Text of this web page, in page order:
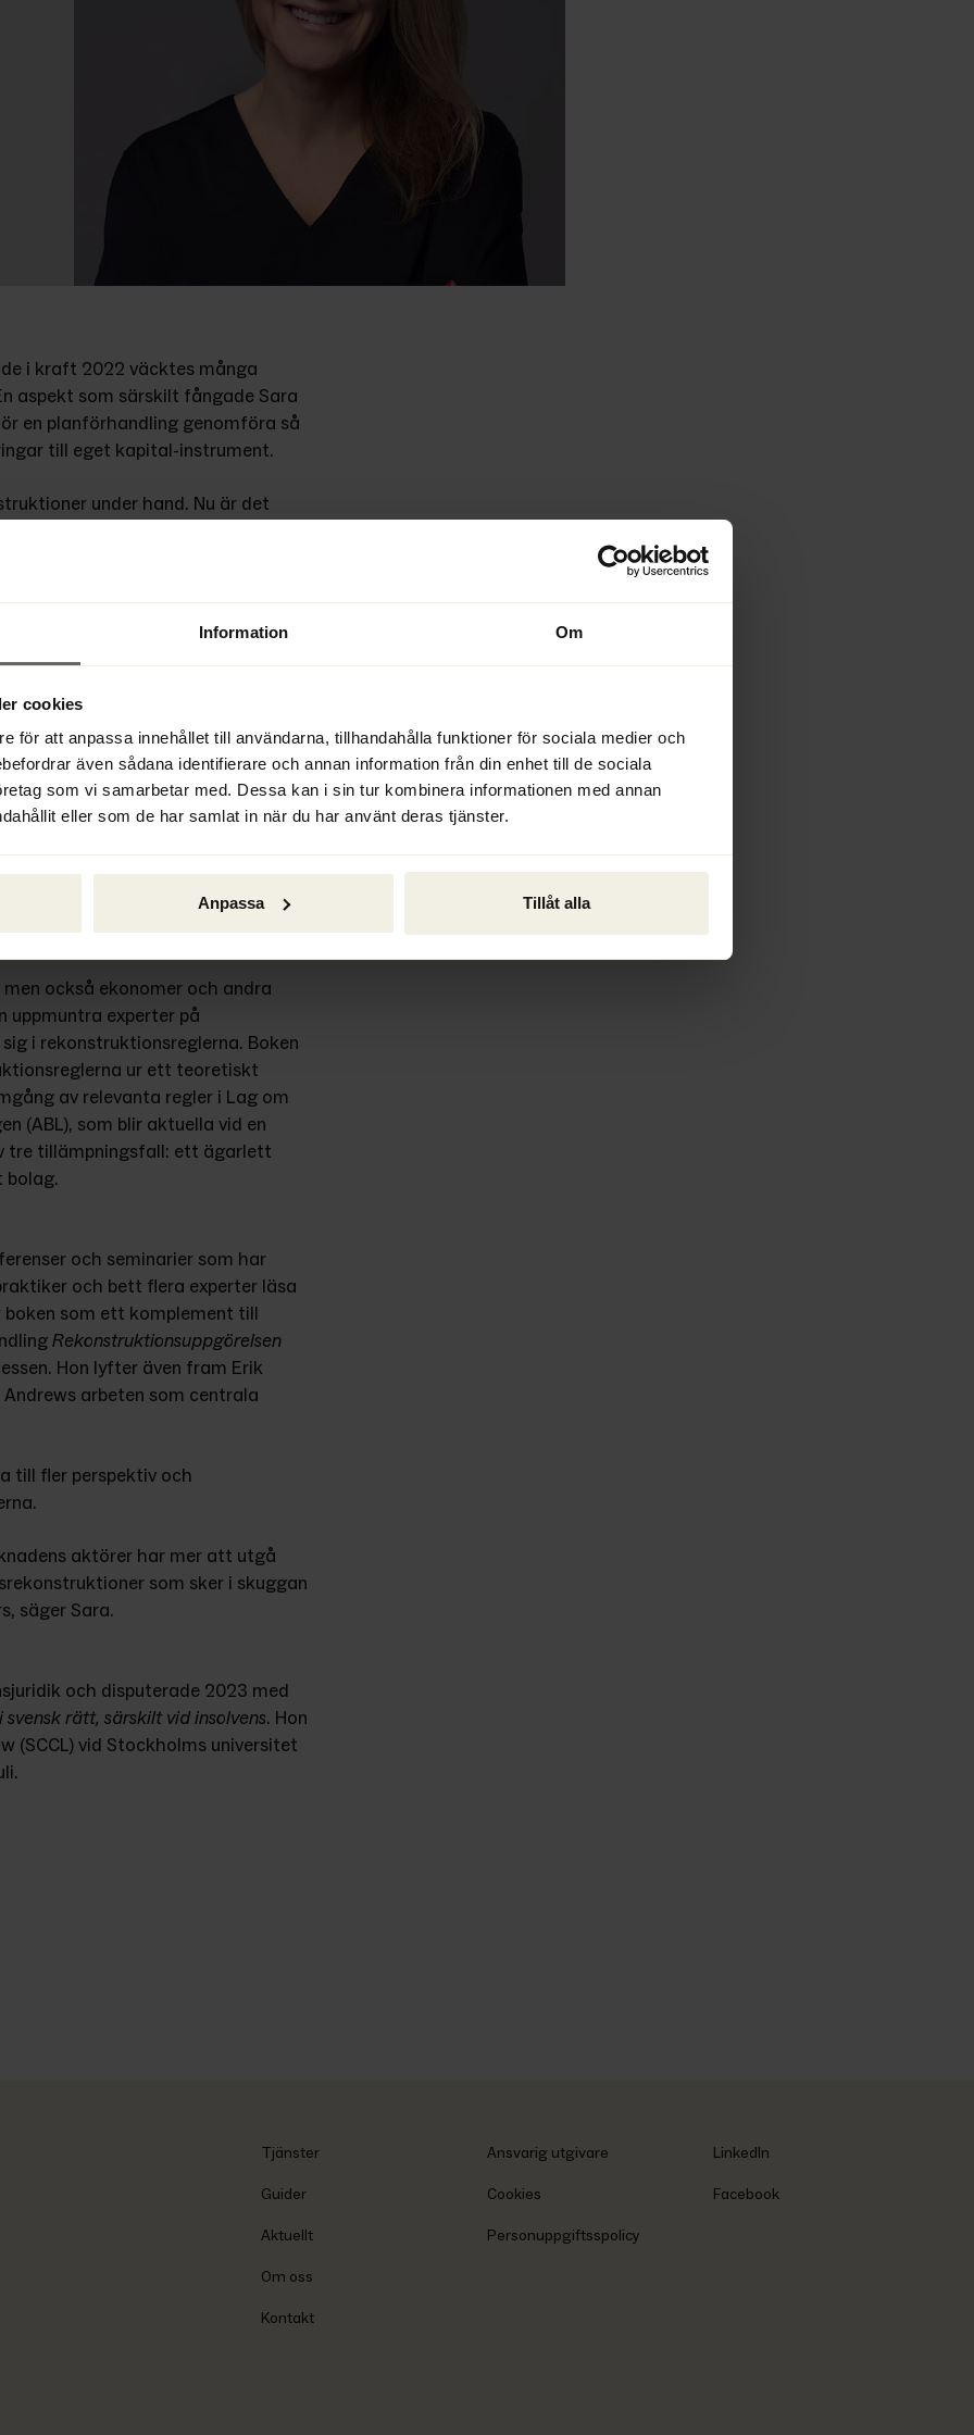
Information Om
cookies
för att anpassa innehållet till användarna, tillhandahålla funktioner för sociala medier och
även sådana identifierare och annan information från din enhet till de sociala
som vi samarbetar med. Dessa kan i sin tur kombinera informationen med annan
eller som de har samlat in när du har använt deras tjänster.
Anpassa Tillåt alla
i kraft 2022 väcktes många
aspekt som särskilt fångade Sara
en planförhandling genomföra så
till eget kapital-instrument.
under hand. Nu är det
och även mot aktieägarnas
säger Sara.
fokus ofta ligger på att få
tydligt transaktionsinslag och
rekonstruktionsförfarande.
att Sara beviljats ett
Flera vetenskapliga seminarier
Sverige, Finland, Tyskland,
början att skriva en kortare skrift
växte till en hel bok.
också ekonomer och andra
uppmuntra experter på
i rekonstruktionsreglerna. Boken
ur ett teoretiskt
av relevanta regler i Lag om
(ABL), som blir aktuella vid en
tre tillämpningsfall: ett ägarlett
bolag.
och seminarier som har
och bett flera experter läsa
boken som ett komplement till
Rekonstruktionsuppgörelsen
Hon lyfter även fram Erik
arbeten som centrala
till fler perspektiv och
aktörer har mer att utgå
som sker i skuggan
säger Sara.
och disputerade 2023 med
rätt, särskilt vid insolvens. Hon
(SCCL) vid Stockholms universitet
Tjänster
Guider
Aktuellt
Om oss
Kontakt
Ansvarig utgivare
Cookies
Personuppgiftsspolicy
LinkedIn
Facebook